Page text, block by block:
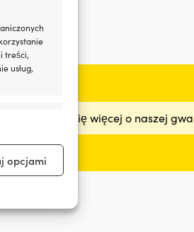
treści,
usług,
opcjami
Dowiedz się więcej o naszej